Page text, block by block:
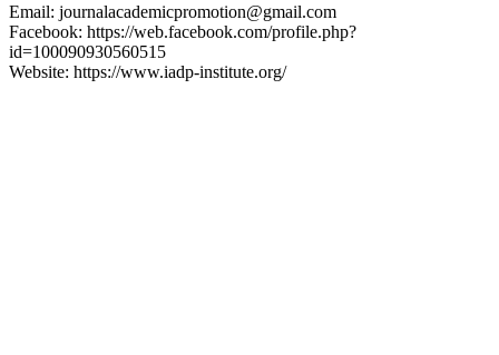
Email: journalacademicpromotion@gmail.com
Facebook: https://web.facebook.com/profile.php?
id=100090930560515
Website: https://www.iadp-institute.org/